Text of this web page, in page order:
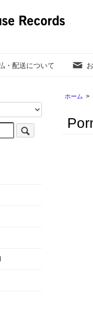
・配送について
ホーム >